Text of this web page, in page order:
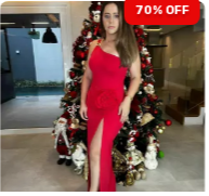
70% OFF